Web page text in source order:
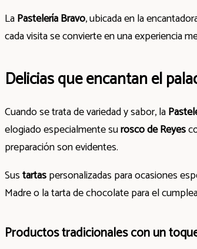
LaPastelería Bravo, ubicada en la
cada visita se convierte en una experiencia
Delicias que encantan el
Cuando se trata de variedad y sabor, la
elogiado especialmente surosco de Reyes
preparación son evidentes.
Sustartaspersonalizadas para ocasiones
Madre o la tarta de chocolate para el
Productos tradicionales con un